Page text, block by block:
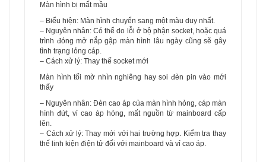
Màn hình bị mất mầu
– Biểu hiện: Màn hình chuyển sang một màu duy nhất.
– Nguyên nhân: Có thể do lỗi ở bộ phận socket, hoặc quá
trình đóng mở nắp gập màn hình lâu ngày cũng sẽ gây
tình trạng lỏng cáp.
– Cách xử lý: Thay thế socket mới
Màn hình tối mờ nhìn nghiêng hay soi đèn pin vào mới
thấy
– Nguyên nhân: Đèn cao áp của màn hình hỏng, cáp màn
hình đứt, vỉ cao áp hỏng, mất nguồn từ mainboard cấp
lên.
– Cách xử lý: Thay mới với hai trường hợp. Kiểm tra thay
thế linh kiện điện tử đối với mainboard và vỉ cao áp.